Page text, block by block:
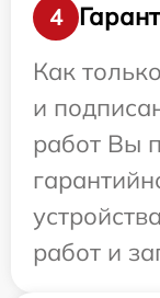
4
Как
и
работ Вы
работ и